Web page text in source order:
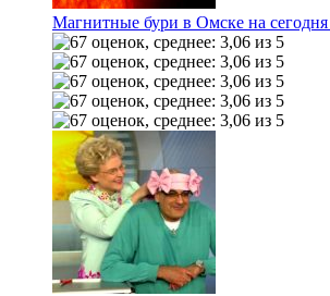
Магнитные бури в Омске на